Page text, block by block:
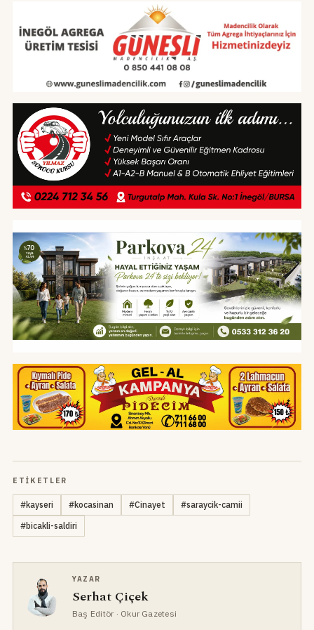
ETIKETLER
#kayseri #kocasinan #Cinayet #saraycik-camii
#bicakli-saldiri
YAZAR
Serhat Çiçek
Baş Editör · Okur Gazetesi